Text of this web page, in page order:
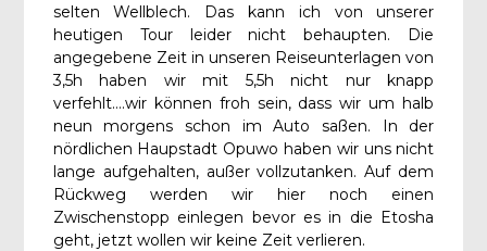
selten Wellblech. Das kann ich von unserer
heutigen Tour leider nicht behaupten. Die
angegebene Zeit in unseren Reiseunterlagen von
3,5h haben wir mit 5,5h nicht nur knapp
verfehlt….wir können froh sein, dass wir um halb
neun morgens schon im Auto saßen. In der
nördlichen Haupstadt Opuwo haben wir uns nicht
lange aufgehalten, außer vollzutanken. Auf dem
Rückweg werden wir hier noch einen
Zwischenstopp einlegen bevor es in die Etosha
geht, jetzt wollen wir keine Zeit verlieren.